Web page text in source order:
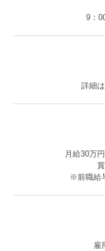
9：
詳細
月給30万
※前職給
雇